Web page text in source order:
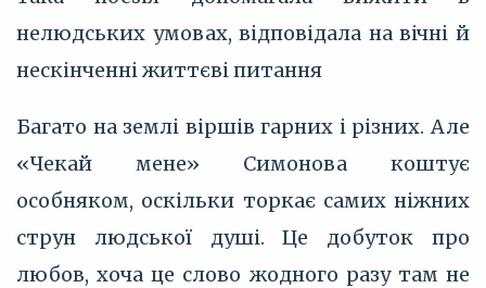
нелюдських умовах, відповідала на вічні й
нескінченні життєві питання
Багато на землі віршів гарних і різних. Але
«Чекай мене» Симонова коштує
особняком, оскільки торкає самих ніжних
струн людської душі. Це добуток про
любов, хоча це слово жодного разу там не